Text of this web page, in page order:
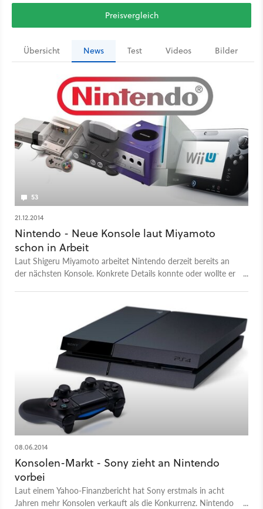
Preisvergleich
Übersicht News Test Videos Bilder
53
21.12.2014
Nintendo - Neue Konsole laut Miyamoto
schon in Arbeit
Laut Shigeru Miyamoto arbeitet Nintendo derzeit bereits an
der nächsten Konsole. Konkrete Details konnte oder wollte er
08.06.2014
Konsolen-Markt - Sony zieht an Nintendo
vorbei
Laut einem Yahoo-Finanzbericht hat Sony erstmals in acht
Jahren mehr Konsolen verkauft als die Konkurrenz. Nintendo